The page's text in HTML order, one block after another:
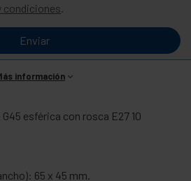
condiciones.
Enviar
información
esférica con rosca E27 10
65 x 45 mm.